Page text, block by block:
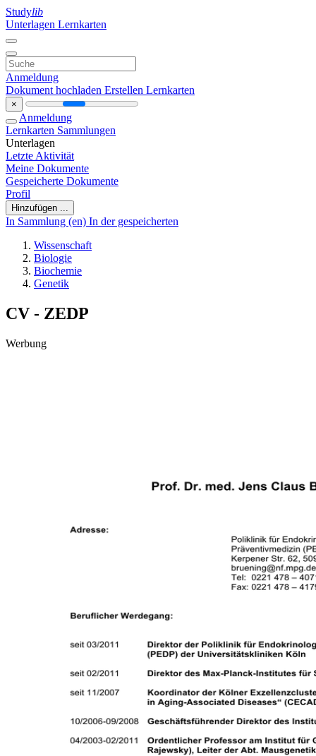
Studylib
Unterlagen Lernkarten
Anmeldung
Dokument hochladen Erstellen Lernkarten
×
Anmeldung
Lernkarten Sammlungen
Unterlagen
Letzte Aktivität
Meine Dokumente
Gespeicherte Dokumente
Profil
Hinzufügen ...
In Sammlung (en) In der gespeicherten
Wissenschaft
Biologie
Biochemie
Genetik
CV - ZEDP
Werbung